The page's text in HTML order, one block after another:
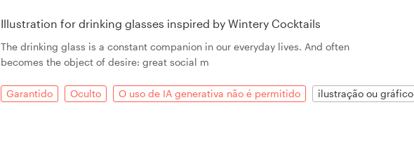
Illustration for drinking glasses inspired by Wintery Cocktails
The drinking glass is a constant companion in our everyday lives. And often
becomes the object of desire: great social m
Garantido Oculto O uso de IA generativa não é permitido ilustração ou gráfico